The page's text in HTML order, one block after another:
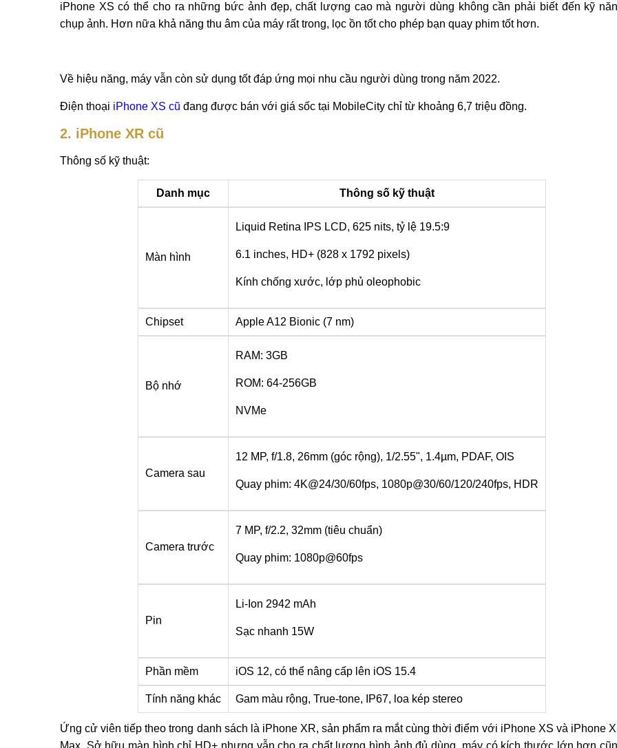
iPhone XS có thể cho ra những bức ảnh đẹp, chất lượng cao mà người dùng không cần phải biết đến kỹ
chụp ảnh. Hơn nữa khả năng thu âm của máy rất trong, lọc ồn tốt cho phép bạn quay phim tốt hơn.
Về hiệu năng, máy vẫn còn sử dụng tốt đáp ứng mọi nhu cầu người dùng trong năm 2022.
Điện thoại iPhone XS cũ đang được bán với giá sốc tại MobileCity chỉ từ khoảng 6,7 triệu đồng.
2. iPhone XR cũ
Thông số kỹ thuật:
Danh mục Thông số kỹ thuật
Màn hình
Liquid Retina IPS LCD, 625 nits, tỷ lệ 19.5:9
6.1 inches, HD+ (828 x 1792 pixels)
Kính chống xước, lớp phủ oleophobic
Chipset Apple A12 Bionic (7 nm)
Bộ nhớ
RAM: 3GB
ROM: 64-256GB
NVMe
Camera sau
12 MP, f/1.8, 26mm (góc rộng), 1/2.55", 1.4µm, PDAF, OIS
Quay phim: 4K@24/30/60fps, 1080p@30/60/120/240fps, HDR
Camera trước
7 MP, f/2.2, 32mm (tiêu chuẩn)
Quay phim: 1080p@60fps
Pin
Li-Ion 2942 mAh
Sạc nhanh 15W
Phần mềm iOS 12, có thể nâng cấp lên iOS 15.4
Tính năng khác Gam màu rộng, True-tone, IP67, loa kép stereo
Ứng cử viên tiếp theo trong danh sách là iPhone XR, sản phẩm ra mắt cùng thời điểm với iPhone XS và iPhone
Max. Sở hữu màn hình chỉ HD+ nhưng vẫn cho ra chất lượng hình ảnh đủ dùng, máy có kích thước lớn hơn